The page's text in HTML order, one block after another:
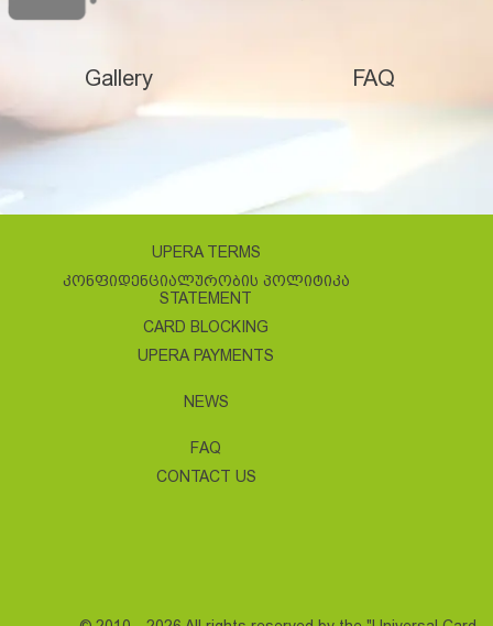
Gallery FAQ
UPERA TERMS
ᲙᲝᲜᲤᲘᲓᲔᲜᲪᲘᲐᲚᲣᲠᲝᲑᲘᲡ ᲞᲝᲚᲘᲢᲘᲙᲐ
STATEMENT
CARD BLOCKING
UPERA PAYMENTS
NEWS
FAQ
CONTACT US